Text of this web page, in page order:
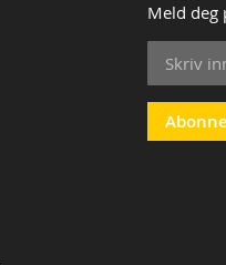
Meld deg
Sign
Up
for
Our